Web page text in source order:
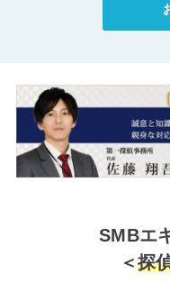
SMBエ
＜探